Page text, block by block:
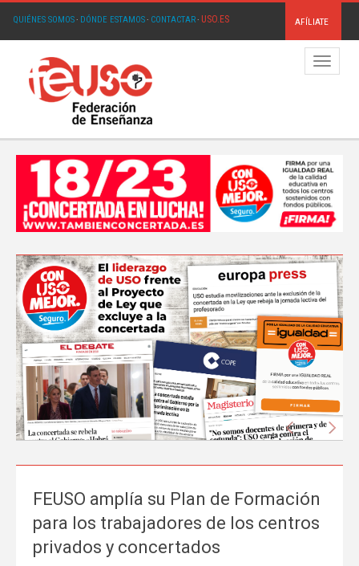
QUIÉNES SOMOS· DÓNDE ESTAMOS· CONTACTAR· USO.ES AFÍLIATE
Menú
La prensa nacional se hace eco del liderazgo
de FEUSO frente al Proyecto de Ley que
excluye a la concertada
Anterior
FEUSO amplía su Plan de Formación
para los trabajadores de los centros
privados y concertados